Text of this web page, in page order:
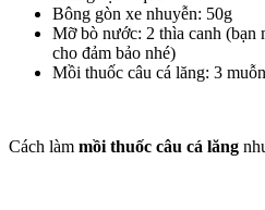
Bông gòn xe nhuyễn: 50g
Mỡ bò nước: 2 thìa canh (bạn
cho đảm bảo nhé)
Mồi thuốc câu cá lăng: 3
Cách làm mồi thuốc câu cá lăng